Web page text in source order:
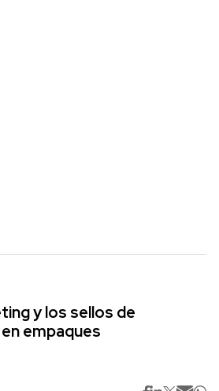
y los sellos de
empaques